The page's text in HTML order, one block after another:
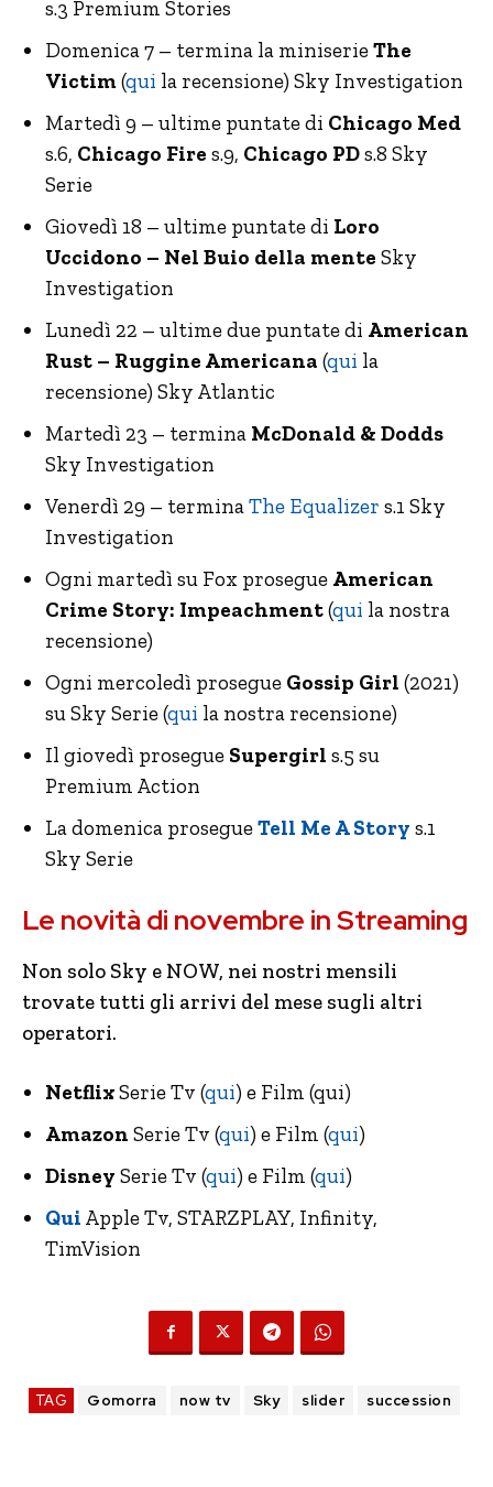
s.3 Premium Stories
Domenica 7 – termina la miniserieThe
Victim(qui la recensione) Sky Investigation
Martedì 9 – ultime puntate di Chicago Med
s.6, Chicago Fire s.9, Chicago PDs.8 Sky
Serie
Giovedì 18 – ultime puntate di Loro
Uccidono – Nel Buio della mente Sky
Investigation
Lunedì 22 – ultime due puntate di American
Rust – Ruggine Americana (qui la
recensione) Sky Atlantic
Martedì 23 – termina McDonald & Dodds
Sky Investigation
Venerdì 29 – terminaThe Equalizer s.1 Sky
Investigation
Ogni martedì su Fox prosegue American
Crime Story: Impeachment(qui la nostra
recensione)
Ogni mercoledì prosegue Gossip Girl (2021)
su Sky Serie (qui la nostra recensione)
Il giovedì prosegue Supergirl s.5 su
Premium Action
La domenica prosegueTell Me A Story s.1
Sky Serie
Le novità di novembre in Streaming
Non solo Sky e NOW, nei nostri mensili
trovate tutti gli arrivi del mese sugli altri
operatori.
NetflixSerie Tv (qui) e Film (qui)
Amazon Serie Tv (qui) e Film (qui)
Disney Serie Tv (qui) e Film (qui)
Qui Apple Tv, STARZPLAY, Infinity,
TimVision
TAG Gomorra now tv Sky slider succession